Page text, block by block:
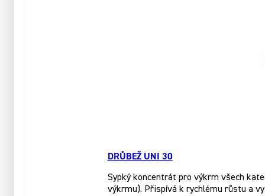
DRŮBEŽ UNI 30
Sypký koncentrát pro výkrm všech
výkrmu). Přispívá k rychlému růstu a